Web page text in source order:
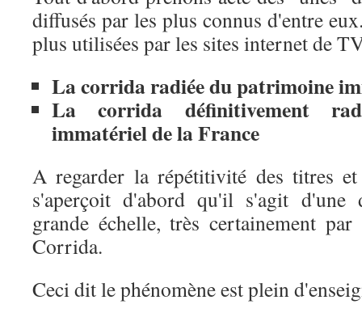
diffusés par les plus connus d'entre
plus utilisées par les sites internet de
La corrida radiée du patrimoine
La corrida définitivement
immatériel de la France
A regarder la répétitivité des titres
s'aperçoit d'abord qu'il s'agit d'une
grande échelle, très certainement
Corrida.
Ceci dit le phénomène est plein